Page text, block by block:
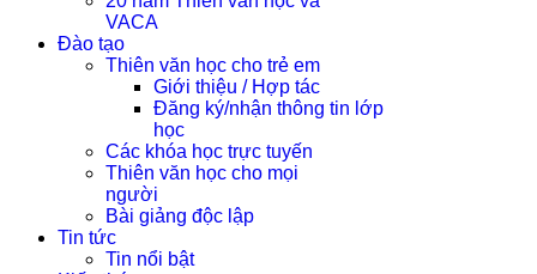
VACA
Đào tạo
Thiên văn học cho trẻ em
Giới thiệu / Hợp tác
Đăng ký/nhận thông tin lớp
học
Các khóa học trực tuyến
Thiên văn học cho mọi
người
Bài giảng độc lập
Tin tức
Tin nổi bật